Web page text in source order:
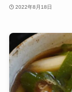
2022年8月18日